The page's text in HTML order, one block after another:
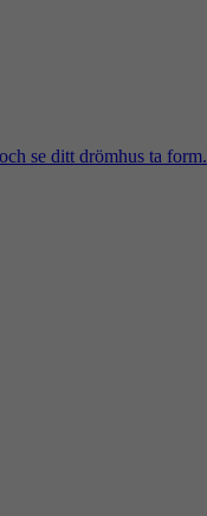
se ditt drömhus ta form.